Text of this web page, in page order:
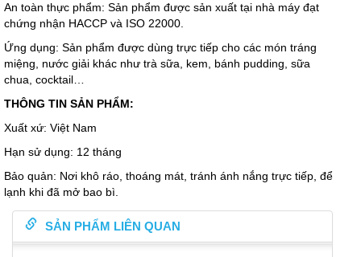
An toàn thực phẩm: Sản phẩm được sản xuất tại nhà máy đạt
chứng nhận HACCP và ISO 22000.
Ứng dụng: Sản phẩm được dùng trực tiếp cho các món tráng
miệng, nước giải khác như trà sữa, kem, bánh pudding, sữa
chua, cocktail…
THÔNG TIN SẢN PHẨM:
Xuất xứ: Việt Nam
Hạn sử dụng: 12 tháng
Bảo quản: Nơi khô ráo, thoáng mát, tránh ánh nắng trực tiếp, để
lạnh khi đã mở bao bì.
SẢN PHẨM LIÊN QUAN